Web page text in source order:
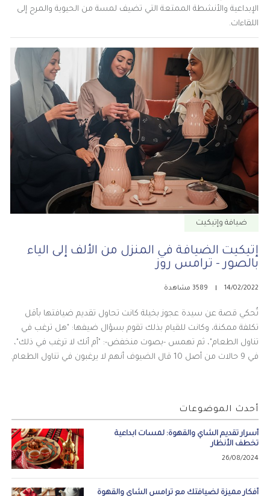
الإبداعية والأنشطة الممتعة التي تضيف لمسة من الحيوية والمرح إلى
اللقاءات.
ضيافة وإتيكيت
إتيكيت الضيافة في المنزل من الألف إلى الياء
بالصور - ترامس روز
14/02/2022 3589 مشاهدة
تُحكي قصة عن سيدة عجوز بخيلة كانت تحاول تقديم ضيافتها بأقل
تكلفة ممكنة، وكانت للقيام بذلك تقوم بسؤال ضيفها: "هل ترغب في
تناول الطعام"، ثم تهمس -بصوت منخفض-: "أم أنك لا ترغب في ذلك"،
في 9 حالات من أصل 10 قال الضيوف أنهم لا يرغبون في تناول الطعام.
أحدث الموضوعات
أسرار تقديم الشاي والقهوة: لمسات ابداعية
تخطف الأنظار
26/08/2024
أفكار مميزة لضيافتك مع ترامس الشاي والقهوة